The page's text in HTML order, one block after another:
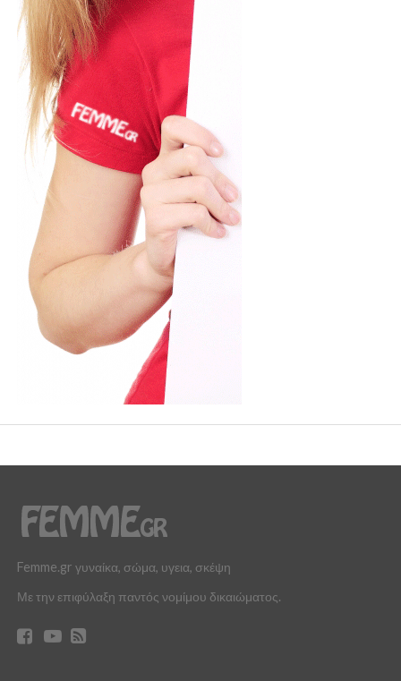
Femme.gr γυναίκα, σώμα, υγεια, σκέψη
Με την επιφύλαξη παντός νομίμου δικαιώματος.